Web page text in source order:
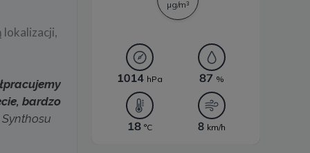
lokalizacji,
bardzo